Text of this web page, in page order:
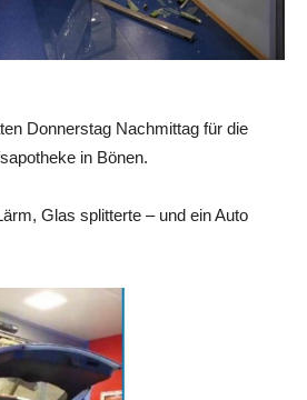
Donnerstag Nachmittag für die
in Bönen.
Glas splitterte – und ein Auto